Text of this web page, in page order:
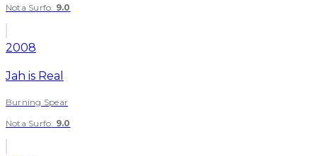
Nota Surfo: 9.0
2008
Jah is Real
Burning Spear
Nota Surfo: 9.0